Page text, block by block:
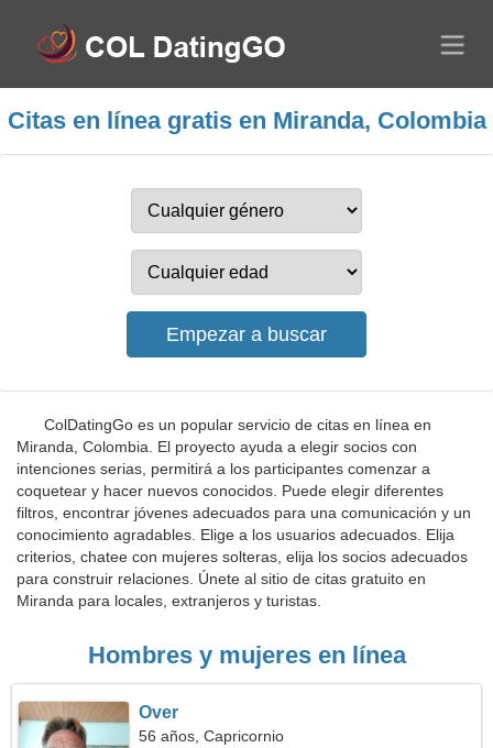
Citas en línea gratis en Miranda, Colombia
ColDatingGo es un popular servicio de citas en línea en
Miranda, Colombia. El proyecto ayuda a elegir socios con
intenciones serias, permitirá a los participantes comenzar a
coquetear y hacer nuevos conocidos. Puede elegir diferentes
filtros, encontrar jóvenes adecuados para una comunicación y un
conocimiento agradables. Elige a los usuarios adecuados. Elija
criterios, chatee con mujeres solteras, elija los socios adecuados
para construir relaciones. Únete al sitio de citas gratuito en
Miranda para locales, extranjeros y turistas.
Hombres y mujeres en línea
Over
56 años, Capricornio